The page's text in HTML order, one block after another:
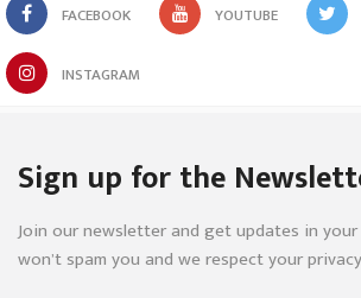
FACEBOOK YOUTUBE
INSTAGRAM
Sign up for the
Join our newsletter and get updates in your
won’t spam you and we respect your